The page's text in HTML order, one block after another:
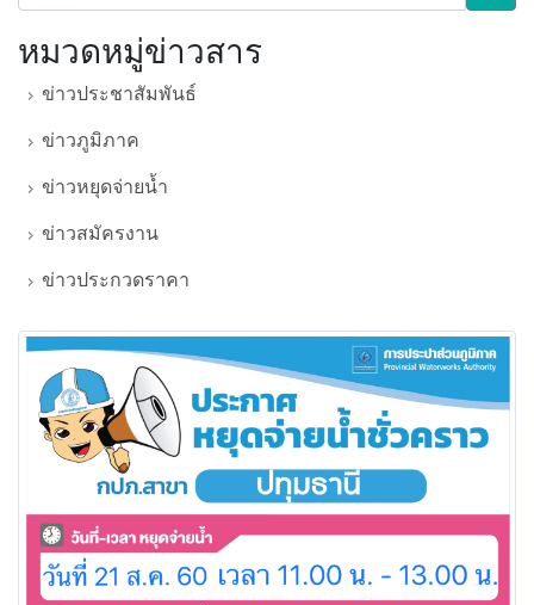
หมวดหมู่ข่าวสาร
ข่าวประชาสัมพันธ์
ข่าวภูมิภาค
ข่าวหยุดจ่ายน้ำ
ข่าวสมัครงาน
ข่าวประกวดราคา